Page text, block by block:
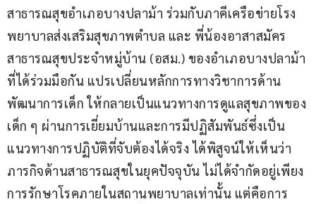
สาธารณสุขอำเภอบางปลาม้า ร่วมกับภาคีเครือข่ายโรง
พยาบาลส่งเสริมสุขภาพตำบล และ พี่น้องอาสาสมัคร
สาธารณสุขประจำหมู่บ้าน (อสม.) ของอำเภอบางปลาม้า
ที่ได้ร่วมมือกัน แปรเปลี่ยนหลักการทางวิชาการด้าน
พัฒนาการเด็ก ให้กลายเป็นแนวทางการดูแลสุขภาพของ
เด็ก ๆ ผ่านการเยี่ยมบ้านและการมีปฏิสัมพันธ์ซึ่งเป็น
แนวทางการปฏิบัติที่จับต้องได้จริง ได้พิสูจน์ให้เห็นว่า
ภารกิจด้านสาธารณสุขในยุคปัจจุบัน ไม่ได้จำกัดอยู่เพียง
การรักษาโรคภายในสถานพยาบาลเท่านั้น แต่คือการ